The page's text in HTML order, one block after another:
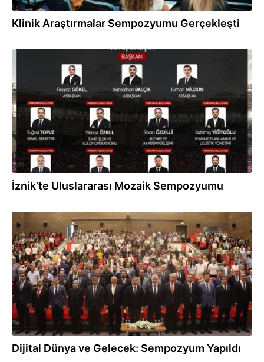
Klinik Araştırmalar Sempozyumu Gerçekleşti
19.06.2026
İznik’te Uluslararası Mozaik Sempozyumu
19.06.2026
Dijital Dünya ve Gelecek: Sempozyum Yapıldı